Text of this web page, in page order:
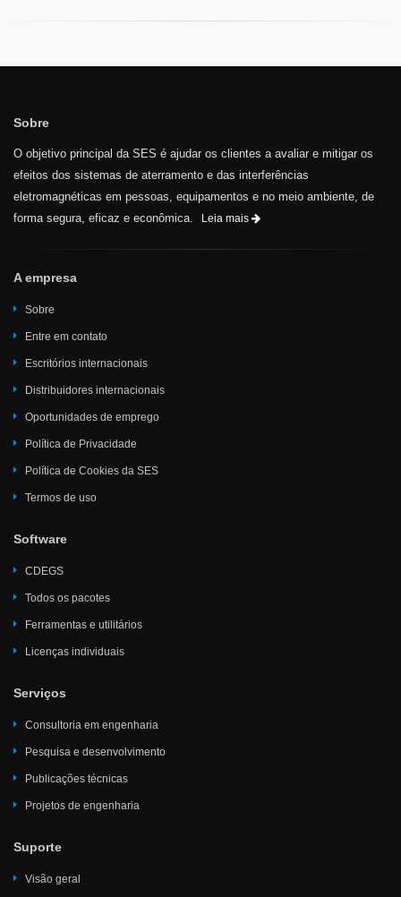
Sobre
O objetivo principal da SES é ajudar os clientes a avaliar e mitigar os
efeitos dos sistemas de aterramento e das interferências
eletromagnéticas em pessoas, equipamentos e no meio ambiente, de
forma segura, eficaz e econômica.
Leia mais
A empresa
Sobre
Entre em contato
Escritórios internacionais
Distribuidores internacionais
Oportunidades de emprego
Política de Privacidade
Política de Cookies da SES
Termos de uso
Software
CDEGS
Todos os pacotes
Ferramentas e utilitários
Licenças individuais
Serviços
Consultoria em engenharia
Pesquisa e desenvolvimento
Publicações técnicas
Projetos de engenharia
Suporte
Visão geral